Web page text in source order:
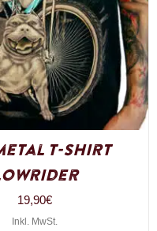
T-Shirt
19,90€
Inkl. MwSt.